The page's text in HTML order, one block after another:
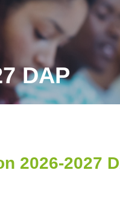
DAP
2026-2027